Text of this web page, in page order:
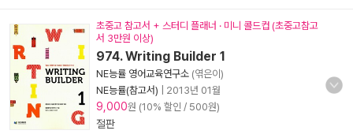
초중고 참고서 + 스터디 플래너 · 미니 콜드컵 (초중고참고
서 3만원 이상)
974. Writing Builder 1
NE능률 영어교육연구소 (엮은이)
NE능률(참고서)
2013년 01월
9,000원 (10% 할인 / 500원)
절판